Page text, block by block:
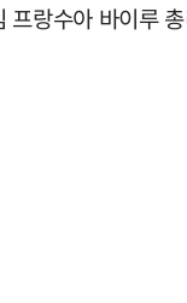
랑수아 바이루